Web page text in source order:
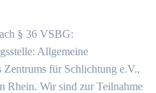
§ 36 VSBG:
Allgemeine
Zentrums für Schlichtung e.V.,
Rhein. Wir sind zur Teilnahme